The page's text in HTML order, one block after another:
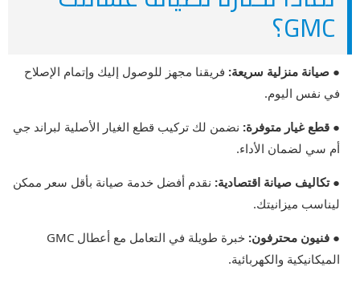
GMC؟
● صيانة منزلية سريعة: فريقنا مجهز للوصول إليك وإتمام الإصلاح
في نفس اليوم.
● قطع غيار متوفرة: نضمن لك تركيب قطع الغيار الأصلية لبراند جي
أم سي لضمان الأداء.
● تكاليف صيانة اقتصادية: نقدم أفضل خدمة صيانة بأقل سعر ممكن
ليناسب ميزانيتك.
● فنيون محترفون:
خبرة طويلة في التعامل مع أعطال GMC
الميكانيكية والكهربائية.